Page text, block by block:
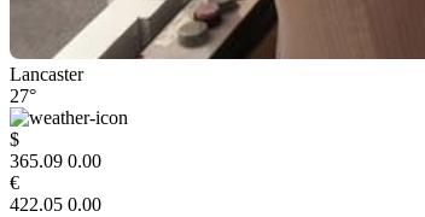
Lancaster
27°
$
365.09 0.00
€
422.05 0.00